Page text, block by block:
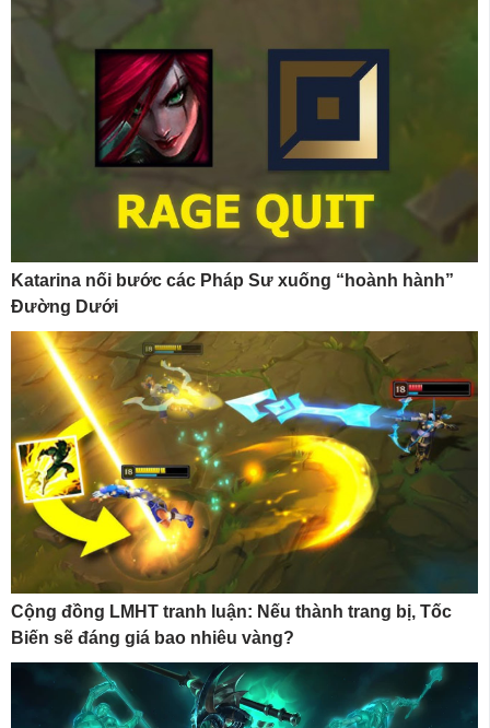
Katarina nối bước các Pháp Sư xuống “hoành hành”
Đường Dưới
Cộng đồng LMHT tranh luận: Nếu thành trang bị, Tốc
Biến sẽ đáng giá bao nhiêu vàng?